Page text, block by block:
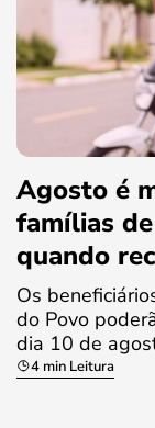
Agosto é
famílias
quando
Os
do Povo
dia 10 de
4 min Leitura